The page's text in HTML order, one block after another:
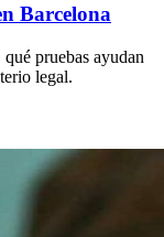
Barcelona
pruebas ayudan
legal.